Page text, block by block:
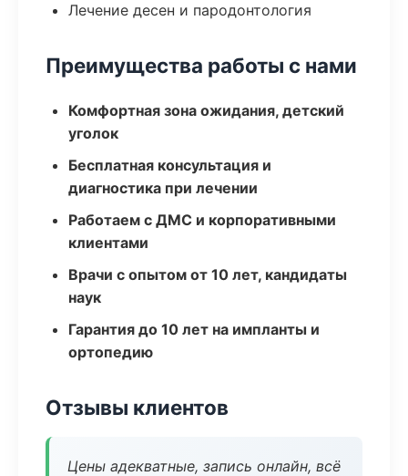
Лечение десен и пародонтология
Преимущества работы с нами
Комфортная зона ожидания, детский
уголок
Бесплатная консультация и
диагностика при лечении
Работаем с ДМС и корпоративными
клиентами
Врачи с опытом от 10 лет, кандидаты
наук
Гарантия до 10 лет на импланты и
ортопедию
Отзывы клиентов
Цены адекватные, запись онлайн, всё